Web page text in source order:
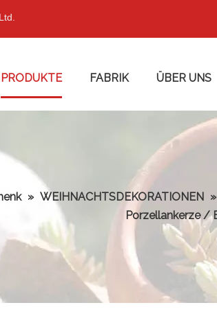
PRODUKTE FABRIK ÜBER UNS
» WEIHNACHTSDEKORATIONEN »
Porzellankerze /